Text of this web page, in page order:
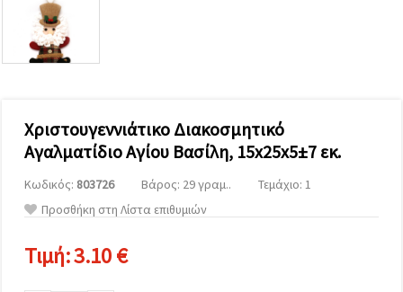
επισκεψιμότητα
προβάλλουμε
πιο σχετικό
περιεχόμενο
άλλων με
τη βοήθεια
των
συνεργατών
μας για
Χριστουγεννιάτικο Διακοσμητικό
Αγαλματίδιο Αγίου Βασίλη, 15x25x5±7 εκ.
Κωδικός: 803726 Βάρος: 29 γραμ..
Τεμάχιο: 1
Προσθήκη στη Λίστα επιθυμιών
Τιμή:3.10 €